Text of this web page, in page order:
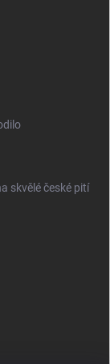
skvělé české pití